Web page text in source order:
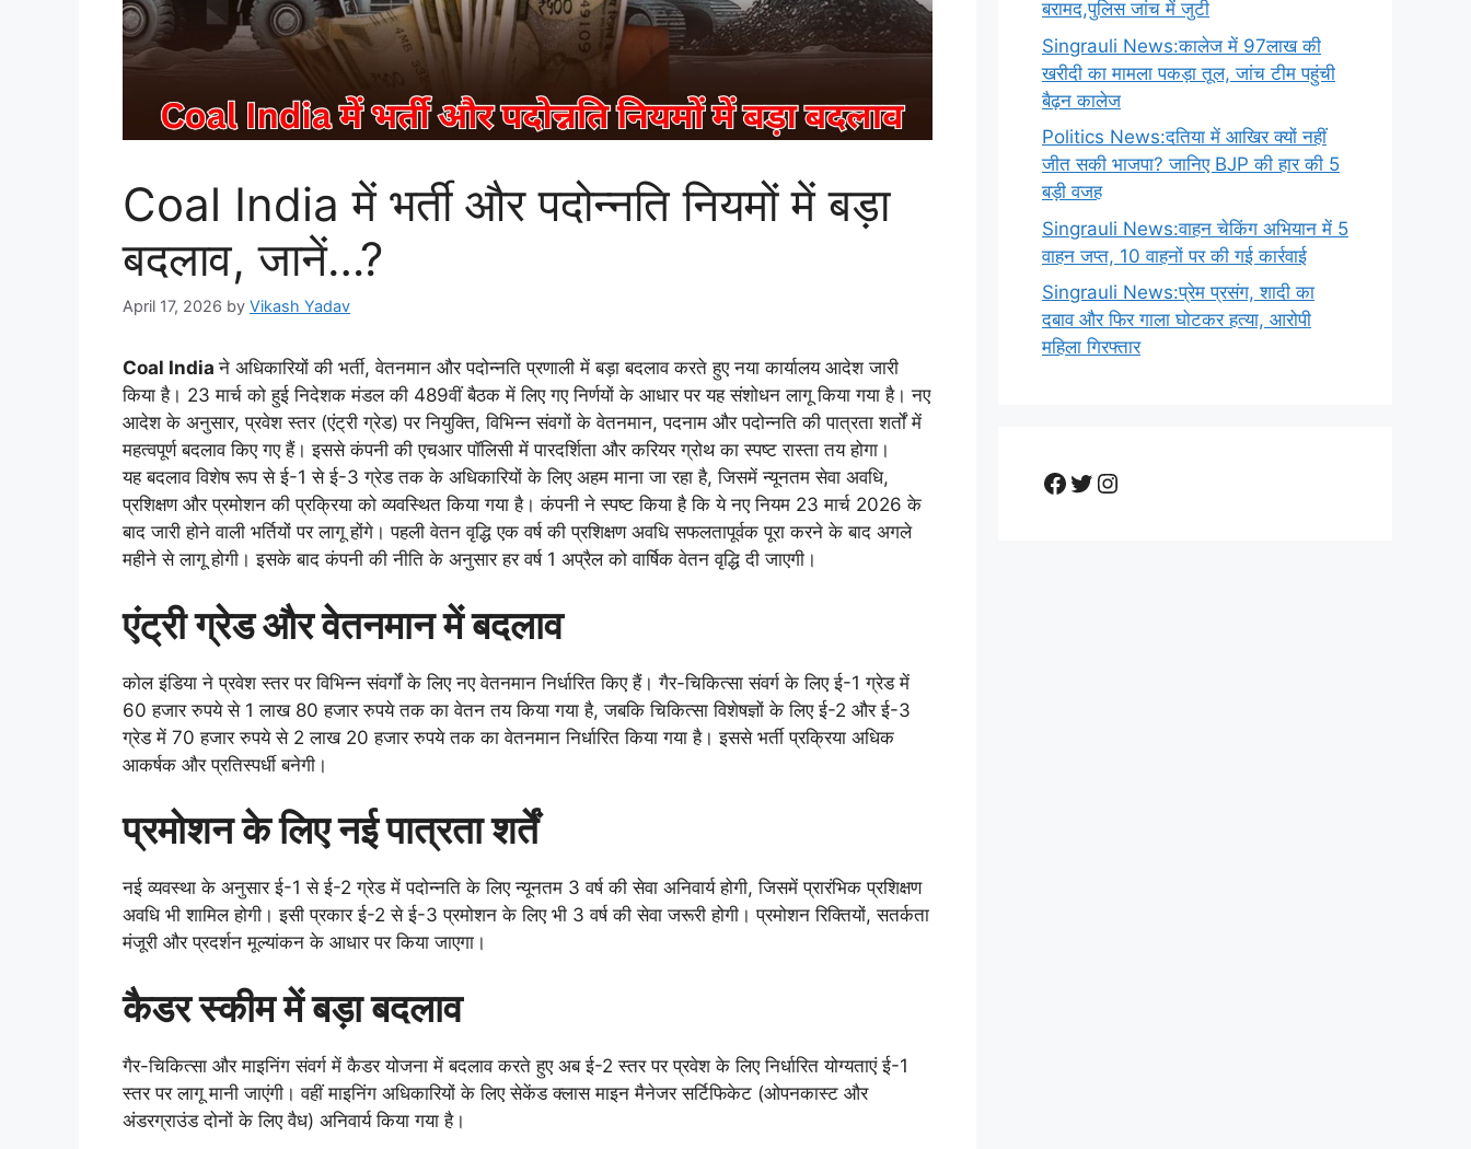
Coal India में भर्ती और पदोन्नति नियमों में बड़ा
बदलाव, जानें…?
April 17, 2026 by Vikash Yadav
Coal Indiaने अधिकारियों की भर्ती, वेतनमान और पदोन्नति प्रणाली में बड़ा बदलाव करते हुए नया कार्यालय आदेश जारी
किया है। 23 मार्च को हुई निदेशक मंडल की 489वीं बैठक में लिए गए निर्णयों के आधार पर यह संशोधन लागू किया गया है। नए
आदेश के अनुसार, प्रवेश स्तर (एंट्री ग्रेड) पर नियुक्ति, विभिन्न संवगों के वेतनमान, पदनाम और पदोन्नति की पात्रता शर्तों में
महत्वपूर्ण बदलाव किए गए हैं। इससे कंपनी की एचआर पॉलिसी में पारदर्शिता और करियर ग्रोथ का स्पष्ट रास्ता तय होगा।
यह बदलाव विशेष रूप से ई-1 से ई-3 ग्रेड तक के अधिकारियों के लिए अहम माना जा रहा है, जिसमें न्यूनतम सेवा अवधि,
प्रशिक्षण और प्रमोशन की प्रक्रिया को व्यवस्थित किया गया है। कंपनी ने स्पष्ट किया है कि ये नए नियम 23 मार्च 2026 के
बाद जारी होने वाली भर्तियों पर लागू होंगे। पहली वेतन वृद्धि एक वर्ष की प्रशिक्षण अवधि सफलतापूर्वक पूरा करने के बाद अगले
महीने से लागू होगी। इसके बाद कंपनी की नीति के अनुसार हर वर्ष 1 अप्रैल को वार्षिक वेतन वृद्धि दी जाएगी।
एंट्री ग्रेड और वेतनमान में बदलाव
कोल इंडिया ने प्रवेश स्तर पर विभिन्न संवर्गों के लिए नए वेतनमान निर्धारित किए हैं। गैर-चिकित्सा संवर्ग के लिए ई-1 ग्रेड में
60 हजार रुपये से 1 लाख 80 हजार रुपये तक का वेतन तय किया गया है, जबकि चिकित्सा विशेषज्ञों के लिए ई-2 और ई-3
ग्रेड में 70 हजार रुपये से 2 लाख 20 हजार रुपये तक का वेतनमान निर्धारित किया गया है। इससे भर्ती प्रक्रिया अधिक
आकर्षक और प्रतिस्पर्धी बनेगी।
प्रमोशन के लिए नई पात्रता शर्तें
नई व्यवस्था के अनुसार ई-1 से ई-2 ग्रेड में पदोन्नति के लिए न्यूनतम 3 वर्ष की सेवा अनिवार्य होगी, जिसमें प्रारंभिक प्रशिक्षण
अवधि भी शामिल होगी। इसी प्रकार ई-2 से ई-3 प्रमोशन के लिए भी 3 वर्ष की सेवा जरूरी होगी। प्रमोशन रिक्तियों, सतर्कता
मंजूरी और प्रदर्शन मूल्यांकन के आधार पर किया जाएगा।
कैडर स्कीम में बड़ा बदलाव
गैर-चिकित्सा और माइनिंग संवर्ग में कैडर योजना में बदलाव करते हुए अब ई-2 स्तर पर प्रवेश के लिए निर्धारित योग्यताएं ई-1
स्तर पर लागू मानी जाएंगी। वहीं माइनिंग अधिकारियों के लिए सेकेंड क्लास माइन मैनेजर सर्टिफिकेट (ओपनकास्ट और
अंडरग्राउंड दोनों के लिए वैध) अनिवार्य किया गया है।
बरामद,पुलिस जांच में जुटी
Singrauli News:कालेज में 97लाख की
खरीदी का मामला पकड़ा तूल, जांच टीम पहुंची
बैढ़न कालेज
Politics News:दतिया में आखिर क्यों नहीं
जीत सकी भाजपा? जानिए BJP की हार की 5
बड़ी वजह
Singrauli News:वाहन चेकिंग अभियान में 5
वाहन जप्त, 10 वाहनों पर की गई कार्रवाई
Singrauli News:प्रेम प्रसंग, शादी का
दबाव और फिर गाला घोटकर हत्या, आरोपी
महिला गिरफ्तार
Facebook
Twitter
Instagram